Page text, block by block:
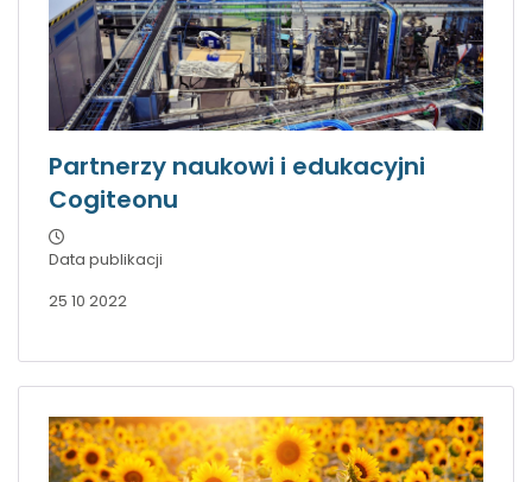
Partnerzy naukowi i edukacyjni
Cogiteonu
Data publikacji
25 10 2022